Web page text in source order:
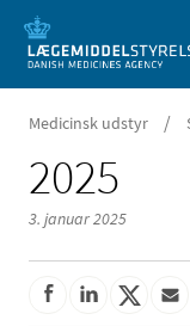
Medicinsk udstyr /
2025
3. januar 2025